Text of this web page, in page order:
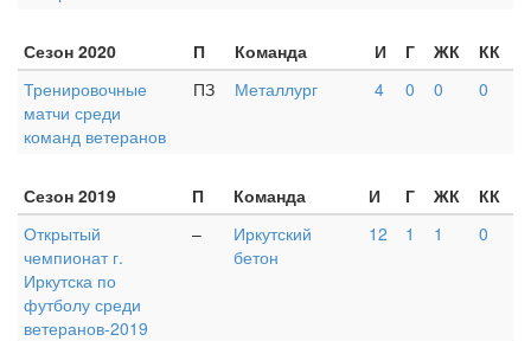
Сезон 2020 П Команда И Г ЖК
КК
Тренировочные
матчи среди
команд ветеранов
ПЗ Металлург 4 0 0 0
Сезон 2019 П Команда И Г ЖК
КК
Открытый
чемпионат г.
Иркутска по
футболу среди
ветеранов-2019
–
Иркутский
бетон
12 1 1 0